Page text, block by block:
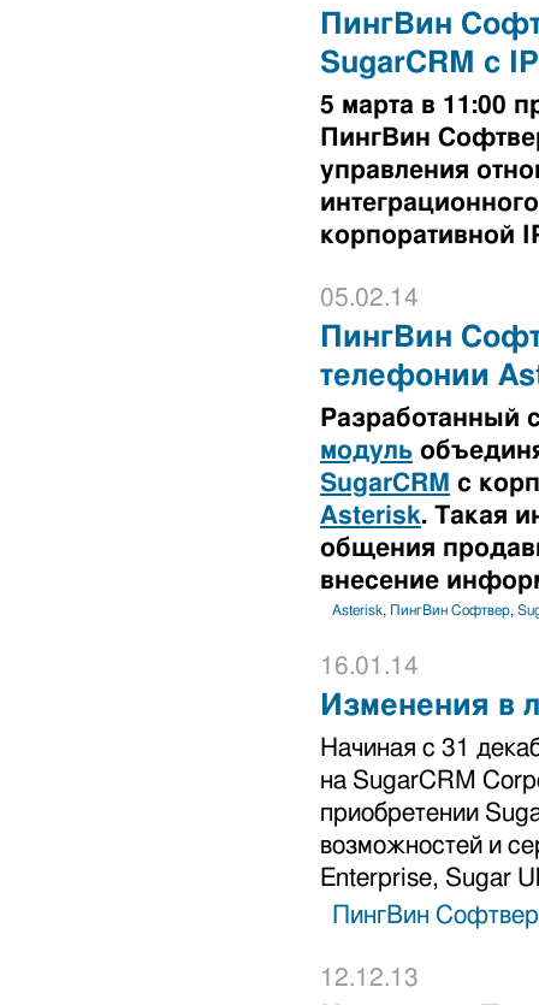
ПингВин
SugarCRM с
5 марта в 11:00
ПингВин
управления
корпоративной
05.02.14
ПингВин
телефонии
Разработанный
модуль
SugarCRM с
Asterisk. Такая
общения
внесение
Asterisk, ПингВин Софтвер,
16.01.14
Изменения в
Начиная с 31
на SugarCRM
приобретении
возможностей и
Enterprise, Sugar
ПингВин Софтвер
12.12.13